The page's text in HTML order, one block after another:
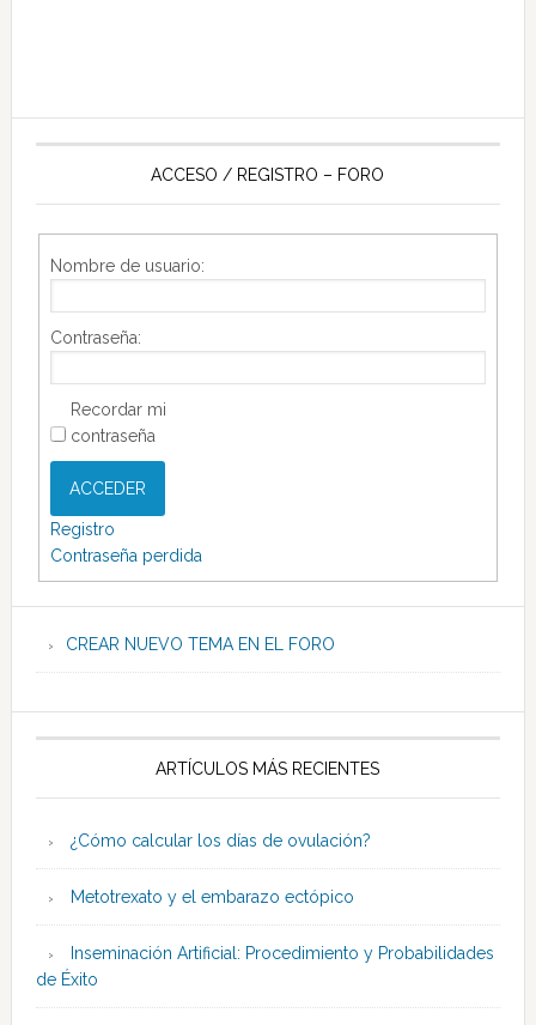
ACCESO / REGISTRO – FORO
Nombre de usuario:
Contraseña:
Recordar mi
contraseña
ACCEDER
Registro
Contraseña perdida
CREAR NUEVO TEMA EN EL FORO
ARTÍCULOS MÁS RECIENTES
¿Cómo calcular los días de ovulación?
Metotrexato y el embarazo ectópico
Inseminación Artificial: Procedimiento y Probabilidades
de Éxito